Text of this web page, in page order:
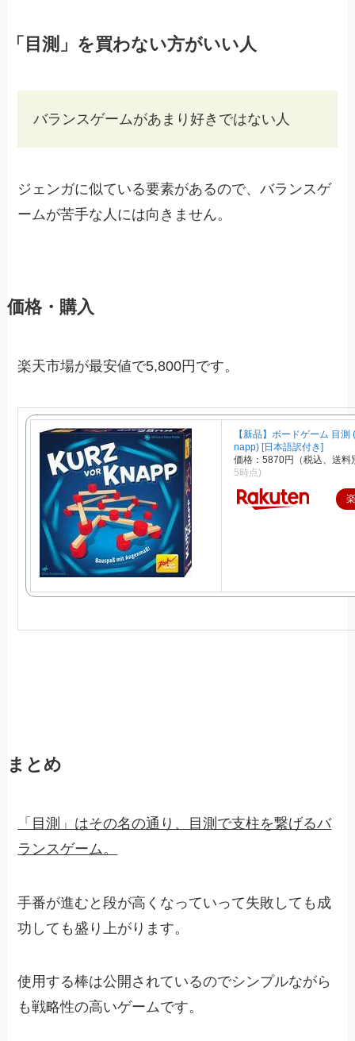
「目測」を買わない方がいい人
バランスゲームがあまり好きではない人
ジェンガに似ている要素があるので、バランスゲ
ームが苦手な人には向きません。
価格・購入
楽天市場が最安値で5,800円です。
【新品】ボードゲーム 目測
napp) [日本語訳付き]
価格：5870円（税込、送
5時点)
まとめ
「目測」はその名の通り、目測で支柱を繋げるバ
ランスゲーム。
手番が進むと段が高くなっていって失敗しても成
功しても盛り上がります。
使用する棒は公開されているのでシンプルながら
も戦略性の高いゲームです。